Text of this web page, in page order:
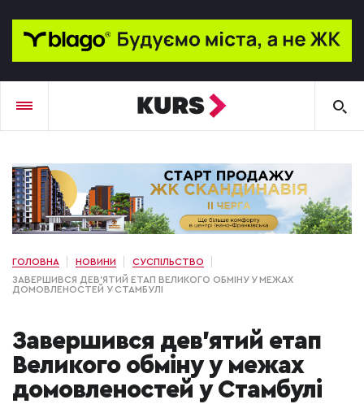
ГОЛОВНА НОВИНИ
СУСПІЛЬСТВО
ЗАВЕРШИВСЯ ДЕВ’ЯТИЙ ЕТАП ВЕЛИКОГО ОБМІНУ У МЕЖАХ
ДОМОВЛЕНОСТЕЙ У СТАМБУЛІ
Завершився дев’ятий етап
Великого обміну у межах
домовленостей у Стамбулі